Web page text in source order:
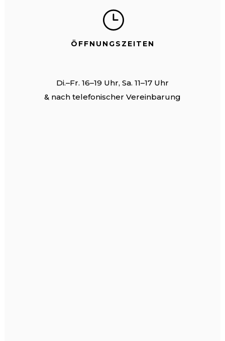
ÖFFNUNGSZEITEN
Di.–Fr. 16–19 Uhr, Sa. 11–17 Uhr
& nach telefonischer Vereinbarung